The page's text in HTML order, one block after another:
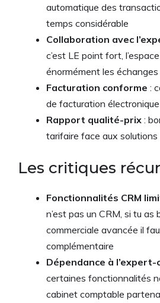
automatique des
temps considérable
Collaboration avec
c’est LE point fort,
énormément les échanges
Facturation conforme :
de facturation
Rapport qualité-prix :
tarifaire face aux solutions
Les critiques
Fonctionnalités CRM
n’est pas un CRM, si tu as
commerciale avancée il
complémentaire
Dépendance à
certaines fonctionnalités
cabinet comptable